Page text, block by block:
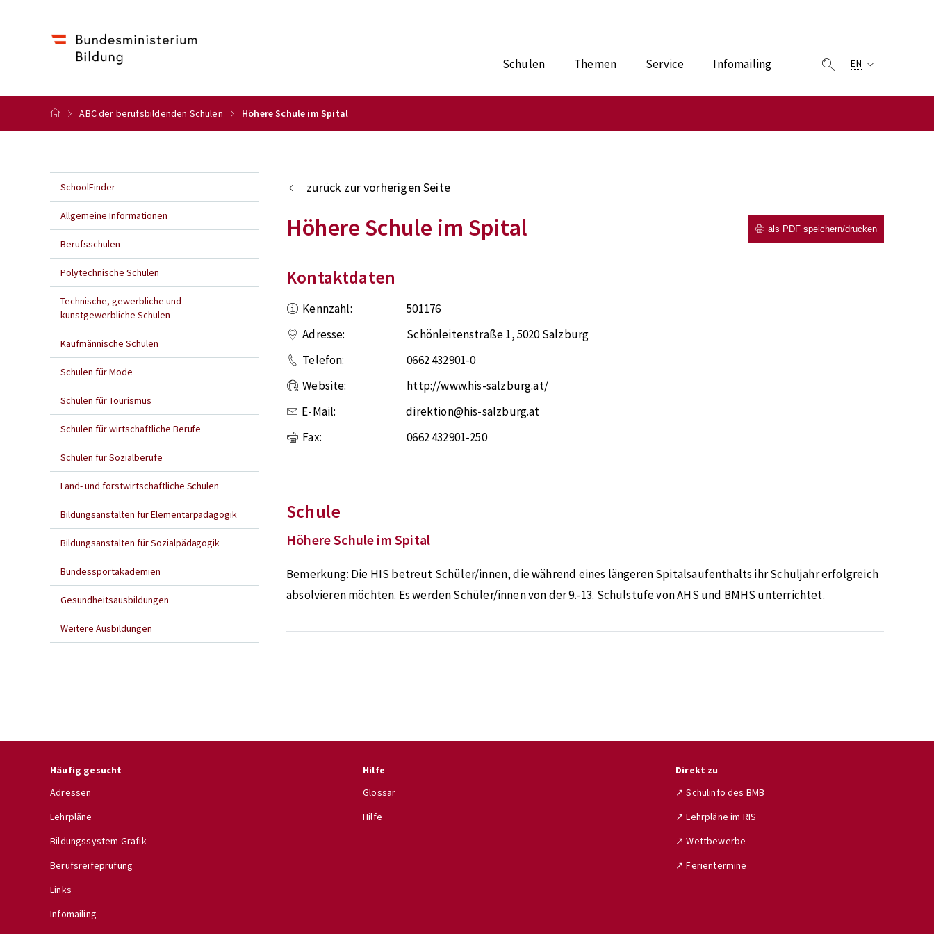
Schulen Themen Service Infomailing EN
ABC der berufsbildenden Schulen Höhere Schule im Spital
SchoolFinder
Allgemeine Informationen
Berufsschulen
Polytechnische Schulen
Technische, gewerbliche und
kunstgewerbliche Schulen
Kaufmännische Schulen
Schulen für Mode
Schulen für Tourismus
Schulen für wirtschaftliche Berufe
Schulen für Sozialberufe
Land- und forstwirtschaftliche Schulen
Bildungsanstalten für Elementarpädagogik
Bildungsanstalten für Sozialpädagogik
Bundessportakademien
Gesundheitsausbildungen
Weitere Ausbildungen
zurück zur vorherigen Seite
als PDF speichern/drucken
Höhere Schule im Spital
Kontaktdaten
Kennzahl:
501176
Adresse:
Schönleitenstraße 1,5020Salzburg
Telefon:
0662 432901-0
Website:
http://www.his-salzburg.at/
E-Mail:
direktion@his-salzburg.at
Fax:
0662 432901-250
Schule
Höhere Schule im Spital
Bemerkung: Die HIS betreut Schüler/innen, die während eines längeren Spitalsaufenthalts ihr Schuljahr erfolgreich
absolvieren möchten. Es werden Schüler/innen von der 9.-13. Schulstufe von AHS und BMHS unterrichtet.
Häufig gesucht
Adressen
Lehrpläne
Bildungssystem Grafik
Berufsreifeprüfung
Links
Infomailing
Hilfe
Glossar
Hilfe
Direkt zu
↗ Schulinfo des BMB
↗ Lehrpläne im RIS
↗ Wettbewerbe
↗ Ferientermine